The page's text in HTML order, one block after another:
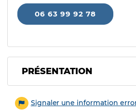
06 63 99 92 78
PRÉSENTATION
Signaler une information